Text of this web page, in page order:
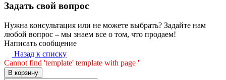
Задать свой вопрос
Нужна консультация или не можете выбрать? Задайте нам
любой вопрос – мы знаем все о том, что продаем!
Написать сообщение
Назад к списку
Cannot find 'template' template with page ''
В корзину